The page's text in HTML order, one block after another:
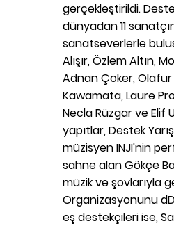
gerçekleştirildi.
dünyadan 11
sanatseverlerle
Alışır, Özlem Altın,
Adnan Çoker, Olafur
Kawamata, Laure
Necla Rüzgar ve Elif
yapıtlar, Destek
müzisyen INJI'nin
sahne alan Gökçe
müzik ve şovlarıyla
Organizasyonunu
eş destekçileri ise,